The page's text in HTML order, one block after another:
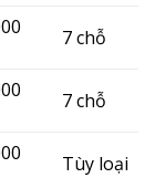
7 chỗ
7 chỗ
Tùy loại